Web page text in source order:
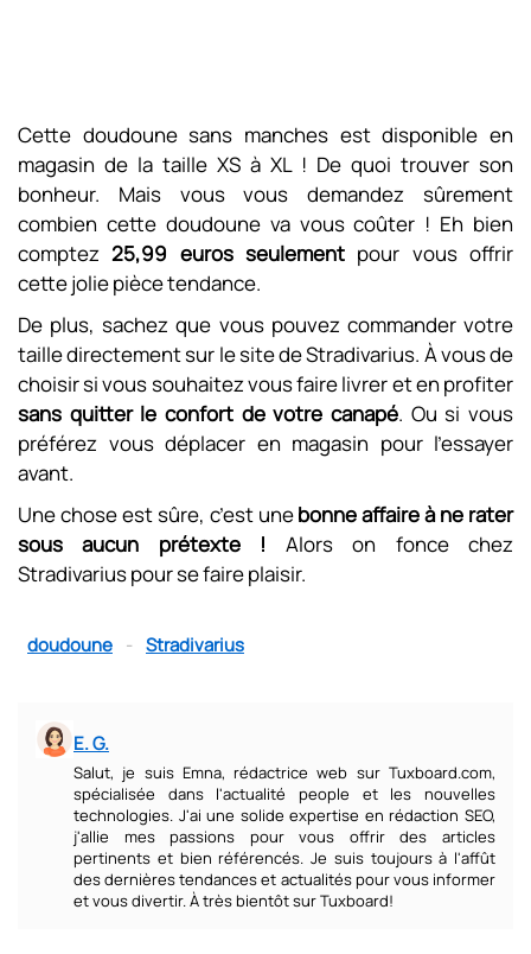
Cette doudoune sans manches est disponible en
magasin de la taille XS à XL ! De quoi trouver son
bonheur. Mais vous vous demandez sûrement
combien cette doudoune va vous coûter ! Eh bien
comptez 25,99 euros seulement pour vous offrir
cette jolie pièce tendance.
De plus, sachez que vous pouvez commander votre
taille directement sur le site de Stradivarius. À vous de
choisir si vous souhaitez vous faire livrer et en profiter
sans quitter le confort de votre canapé. Ou si vous
préférez vous déplacer en magasin pour l’essayer
avant.
Une chose est sûre, c’est unebonne affaire à ne rater
sous aucun prétexte ! Alors on fonce chez
Stradivarius pour se faire plaisir.
doudoune - Stradivarius
E. G.
Salut, je suis Emna, rédactrice web sur Tuxboard.com,
spécialisée dans l'actualité people et les nouvelles
technologies. J'ai une solide expertise en rédaction SEO,
j'allie mes passions pour vous offrir des articles
pertinents et bien référencés. Je suis toujours à l'affût
des dernières tendances et actualités pour vous informer
et vous divertir. À très bientôt sur Tuxboard!